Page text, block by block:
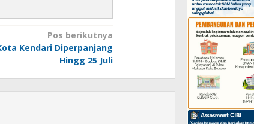
Pos berikutnya
Kendari Diperpanjang
Hingg 25 Juli